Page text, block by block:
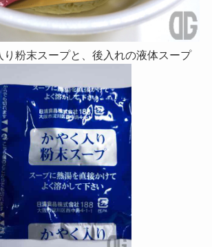
り粉末スープと、後入れの液体スープ